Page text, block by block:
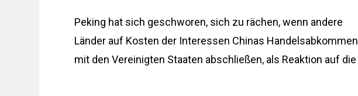
Peking hat sich geschworen, sich zu rächen, wenn andere
Länder auf Kosten der Interessen Chinas Handelsabkommen
mit den Vereinigten Staaten abschließen, als Reaktion auf die